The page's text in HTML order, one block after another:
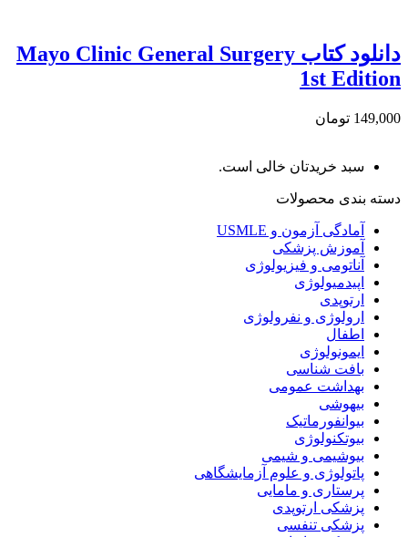
دانلود كتاب Mayo Clinic General Surgery
1st Edition
149,000 تومان
سبد خریدتان خالی است.
دسته بندی محصولات
آمادگی آزمون و USMLE
آموزش پزشکی
آناتومی و فیزیولوژی
اپیدمیولوژی
ارتوپدی
ارولوژی و نفرولوژی
اطفال
ایمونولوژی
بافت شناسی
بهداشت عمومی
بیهوشی
بیوانفورماتیک
بیوتکنولوژی
بیوشیمی و شیمی
پاتولوژی و علوم آزمایشگاهی
پرستاری و مامایی
پزشکی ارتوپدی
پزشکی تنفسی